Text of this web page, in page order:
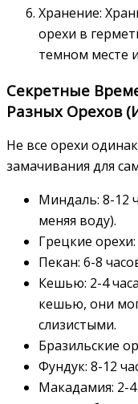
Хранение:
орехи в
темном месте
Секретные
Разных Орехов
Не все орехи
замачивания для
Миндаль: 8-12
меняя воду).
Грецкие орехи:
Пекан: 6-8
Кешью: 2-4
кешью, они
слизистыми.
Бразильские
Фундук: 8-12
Макадамия: 2-4